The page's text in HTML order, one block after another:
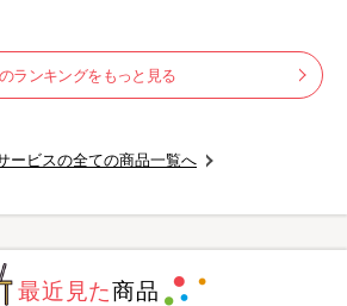
ランキングをもっと見る
ービスの全ての商品一覧へ
最近見た商品